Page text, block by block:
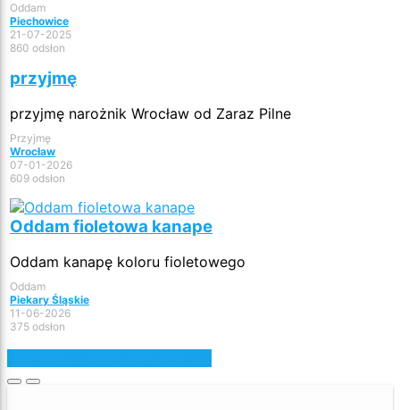
Oddam
Piechowice
21-07-2025
860 odsłon
przyjmę
przyjmę narożnik Wrocław od Zaraz Pilne
Przyjmę
Wrocław
07-01-2026
609 odsłon
Oddam fioletowa kanape
Oddam kanapę koloru fioletowego
Oddam
Piekary Śląskie
11-06-2026
375 odsłon